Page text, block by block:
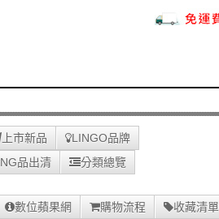
上市新品
LINGO品牌
NG品出清 分類總覽
數位蘋果網 購物流程 收藏清單